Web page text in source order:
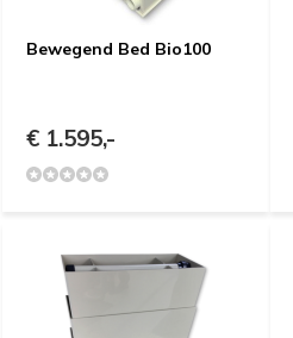
Bewegend Bed Bio100
€ 1.595,-